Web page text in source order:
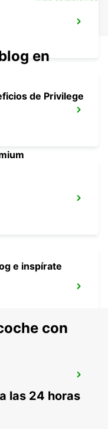
en
de Privilege
e inspírate
con
las 24 horas